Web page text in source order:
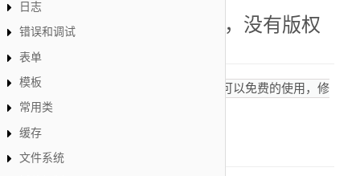
日志
错误和调试
表单
模板
常用类
缓存
文件系统
开放源代码， 免费使用，没有版权
问题
Joomla是基于GLP协议开源的，你可以免费的使用，修
改。没有任何的版权问题
主要特性